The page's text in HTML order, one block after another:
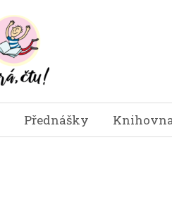
Přednášky